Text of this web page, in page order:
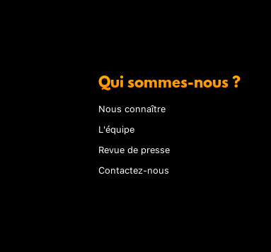
Qui sommes-nous ?
Nous connaître
L'équipe
Revue de presse
Contactez-nous